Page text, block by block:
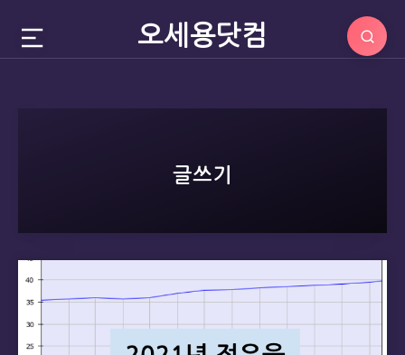
오세용닷컴
글쓰기